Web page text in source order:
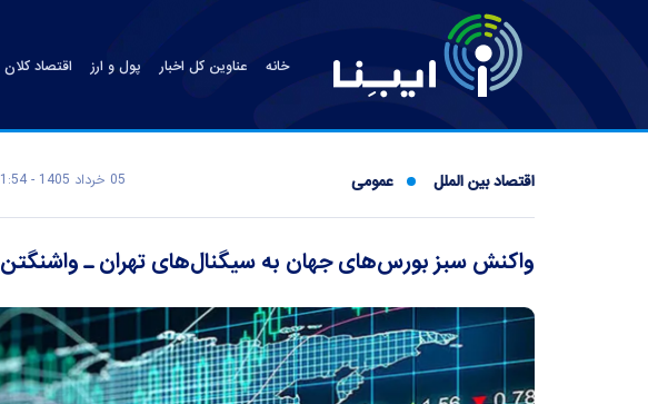
خانه عناوین کل اخبار پول و ارز اقتصاد کلان
اقتصاد بین الملل عمومی 05 خرداد 1405 - 11:54
واکنش سبز بورس‌های جهان به سیگنال‌های تهران ـ واشنگتن